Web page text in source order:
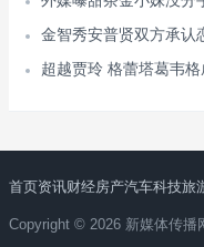
金智秀安普贤双方承认
超越贾玲 格蕾塔葛韦
首页资讯财经房产汽车科技旅
Copyright © 2026 新媒体传播